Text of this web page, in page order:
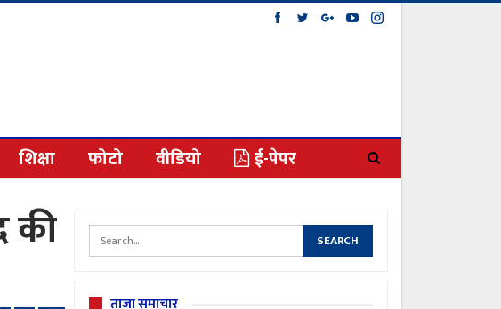
शिक्षा फोटो वीडियो ई-पेपर
की
ताजा समाचार